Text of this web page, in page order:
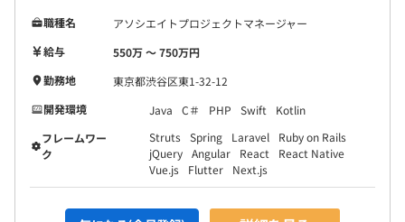
職種名
アソシエイトプロジェクトマネージャー
給与
550万 〜 750万円
勤務地
東京都渋谷区東1-32-12
開発環境
Java C＃ PHP Swift
Kotlin
フレームワー
ク
Struts Spring Laravel
Ruby on Rails
jQuery Angular React
React Native
Vue.js
Flutter Next.js